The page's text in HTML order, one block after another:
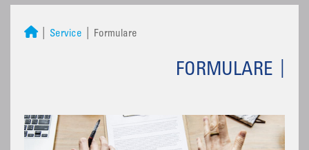
Service Formulare
FORMULARE